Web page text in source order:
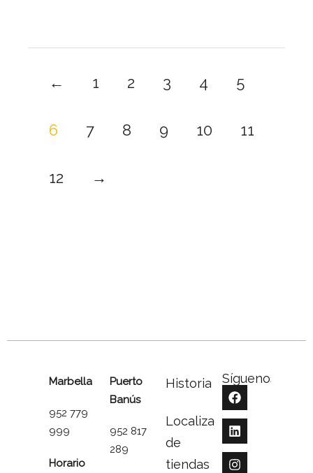
← 1 2 3 4 5
6 7 8 9 10 11
12 →
Marbella
952 779
999
Horario
Puerto
Banús
952 817
289
Historia
Localizador
de
tiendas
Síguenos